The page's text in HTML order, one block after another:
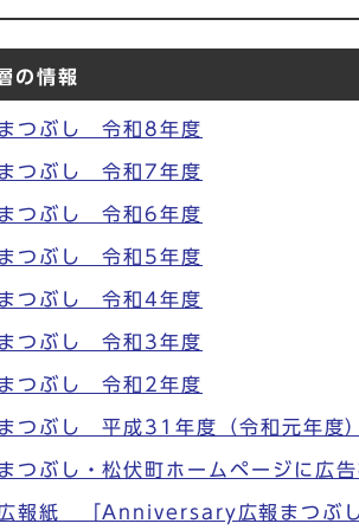
の情報
つぶし 令和8年度
つぶし 令和7年度
つぶし 令和6年度
つぶし 令和5年度
つぶし 令和4年度
つぶし 令和3年度
つぶし 令和2年度
つぶし 平成31年度（令和元年度）
つぶし・松伏町ホームページに広
報紙 「Anniversary広報まつぶし